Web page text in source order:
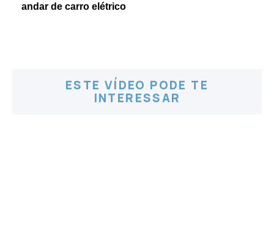
andar de carro elétrico
ESTE VÍDEO PODE TE
INTERESSAR